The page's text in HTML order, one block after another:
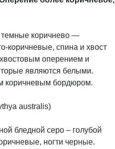
темные коричнево —
коричневые, спина и хвост
оперением и
являются белыми.
коричневым бордюром.
бледной серо – голубой
ногти черные.